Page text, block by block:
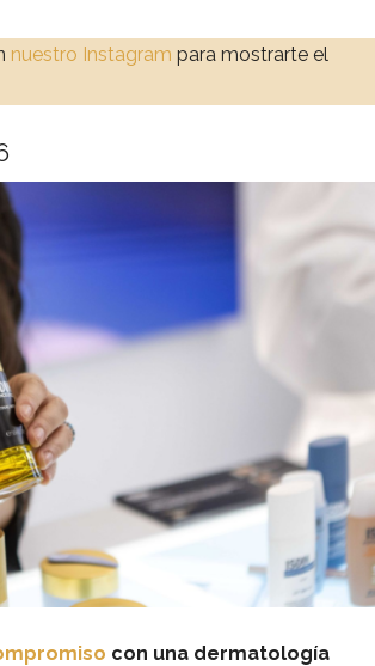
nuestro Instagram para mostrarte el
con una dermatología